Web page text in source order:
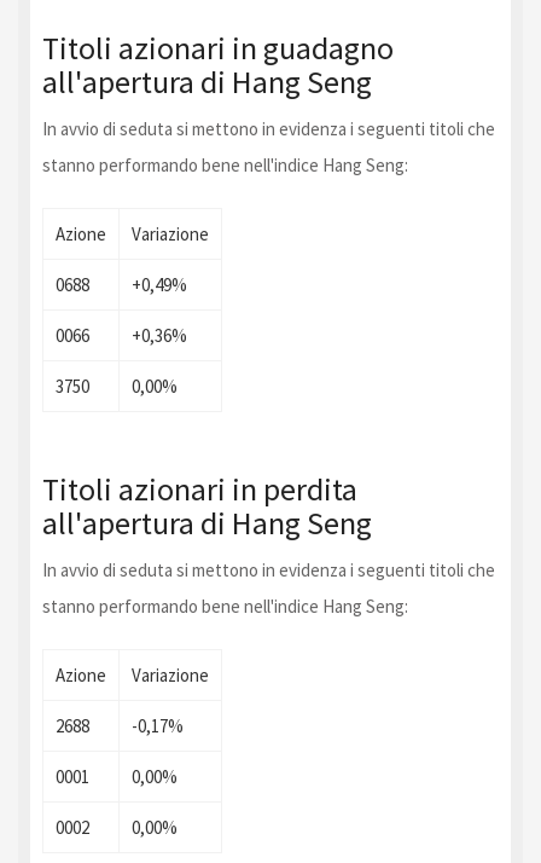
Titoli azionari in guadagno
all'apertura di Hang Seng
In avvio di seduta si mettono in evidenza i seguenti titoli che
stanno performando bene nell'indice Hang Seng:
Azione Variazione
0688 +0,49%
0066 +0,36%
3750 0,00%
Titoli azionari in perdita
all'apertura di Hang Seng
In avvio di seduta si mettono in evidenza i seguenti titoli che
stanno performando bene nell'indice Hang Seng:
Azione Variazione
2688 -0,17%
0001 0,00%
0002 0,00%